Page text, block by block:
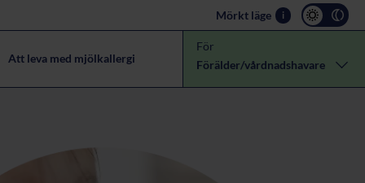
Mörkt läge i
Att leva med mjölkallergi
För
Förälder/vårdnadshavare